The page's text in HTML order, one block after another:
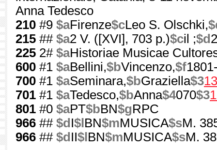
Anna Tedesco
210 #9 $aFirenze$cLeo S. Olschki,
215 ## $a2 V. ([XVI], 703 p.)$cil ;$d
225 2# $aHistoriae Musicae
600 #1 $aBellini,$bVincenzo,$f
700 #1 $aSeminara,$bGraziella$3
701 #1 $aTedesco,$bAnna$4070$3
801 #0 $aPT$bBN$gRPC
966 ## $d I$l BN$mMUSICA$sM.
966 ## $d II$l BN$mMUSICA$sM.